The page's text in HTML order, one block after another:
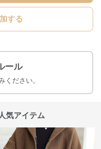
する
ール
ください。
気アイテム